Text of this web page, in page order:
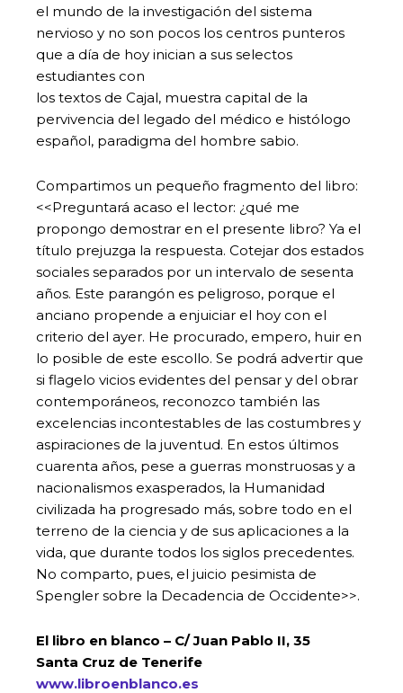
el mundo de la investigación del sistema
nervioso y no son pocos los centros punteros
que a día de hoy inician a sus selectos
estudiantes con
los textos de Cajal, muestra capital de la
pervivencia del legado del médico e histólogo
español, paradigma del hombre sabio.
Compartimos un pequeño fragmento del libro:
<<Preguntará acaso el lector: ¿qué me
propongo demostrar en el presente libro? Ya el
título prejuzga la respuesta. Cotejar dos estados
sociales separados por un intervalo de sesenta
años. Este parangón es peligroso, porque el
anciano propende a enjuiciar el hoy con el
criterio del ayer. He procurado, empero, huir en
lo posible de este escollo. Se podrá advertir que
si flagelo vicios evidentes del pensar y del obrar
contemporáneos, reconozco también las
excelencias incontestables de las costumbres y
aspiraciones de la juventud. En estos últimos
cuarenta años, pese a guerras monstruosas y a
nacionalismos exasperados, la Humanidad
civilizada ha progresado más, sobre todo en el
terreno de la ciencia y de sus aplicaciones a la
vida, que durante todos los siglos precedentes.
No comparto, pues, el juicio pesimista de
Spengler sobre la Decadencia de Occidente>>.
El libro en blanco – C/ Juan Pablo II, 35
Santa Cruz de Tenerife
www.libroenblanco.es